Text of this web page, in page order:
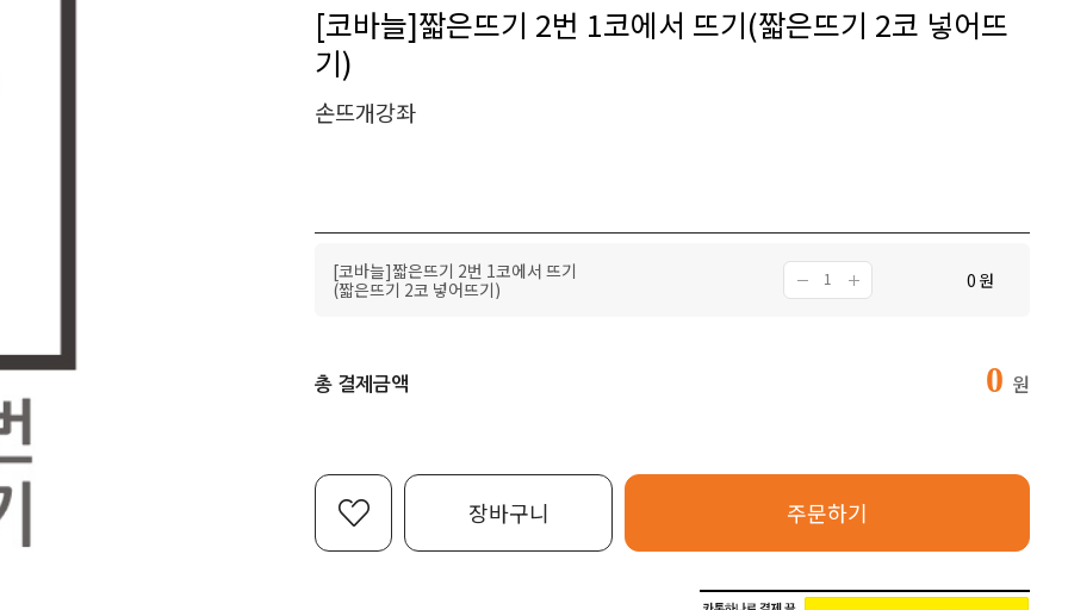
[코바늘]짧은뜨기 2번 1코에서 뜨기(짧은뜨기 2코 넣어뜨
기)
손뜨개강좌
[코바늘]짧은뜨기 2번 1코에서 뜨기
(짧은뜨기 2코 넣어뜨기)
0 원
총 결제금액 0 원
장바구니 주문하기